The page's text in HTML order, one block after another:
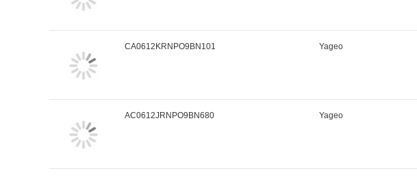
CA0612KRNPO9BN101 Yageo
AC0612JRNPO9BN680 Yageo